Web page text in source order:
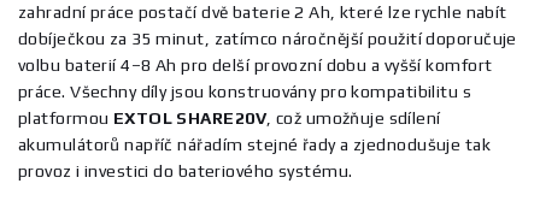
zahradní práce postačí dvě baterie 2 Ah, které lze rychle nabít
dobíječkou za 35 minut, zatímco náročnější použití doporučuje
volbu baterií 4–8 Ah pro delší provozní dobu a vyšší komfort
práce. Všechny díly jsou konstruovány pro kompatibilitu s
platformou EXTOL SHARE20V, což umožňuje sdílení
akumulátorů napříč nářadím stejné řady a zjednodušuje tak
provoz i investici do bateriového systému.